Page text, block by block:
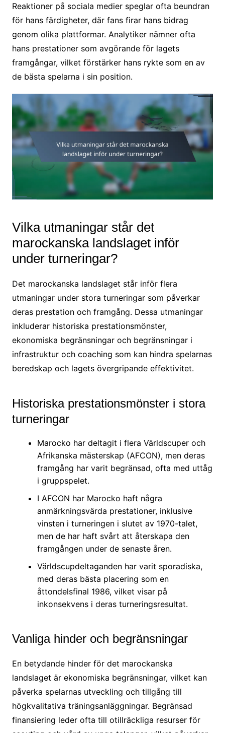
Reaktioner på sociala medier speglar ofta beundran
för hans färdigheter, där fans firar hans bidrag
genom olika plattformar. Analytiker nämner ofta
hans prestationer som avgörande för lagets
framgångar, vilket förstärker hans rykte som en av
de bästa spelarna i sin position.
Vilka utmaningar står det
marockanska landslaget inför
under turneringar?
Det marockanska landslaget står inför flera
utmaningar under stora turneringar som påverkar
deras prestation och framgång. Dessa utmaningar
inkluderar historiska prestationsmönster,
ekonomiska begränsningar och begränsningar i
infrastruktur och coaching som kan hindra spelarnas
beredskap och lagets övergripande effektivitet.
Historiska prestationsmönster i stora
turneringar
Marocko har deltagit i flera Världscuper och
Afrikanska mästerskap (AFCON), men deras
framgång har varit begränsad, ofta med uttåg
i gruppspelet.
I AFCON har Marocko haft några
anmärkningsvärda prestationer, inklusive
vinsten i turneringen i slutet av 1970-talet,
men de har haft svårt att återskapa den
framgången under de senaste åren.
Världscupdeltaganden har varit sporadiska,
med deras bästa placering som en
åttondelsfinal 1986, vilket visar på
inkonsekvens i deras turneringsresultat.
Vanliga hinder och begränsningar
En betydande hinder för det marockanska
landslaget är ekonomiska begränsningar, vilket kan
påverka spelarnas utveckling och tillgång till
högkvalitativa träningsanläggningar. Begränsad
finansiering leder ofta till otillräckliga resurser för